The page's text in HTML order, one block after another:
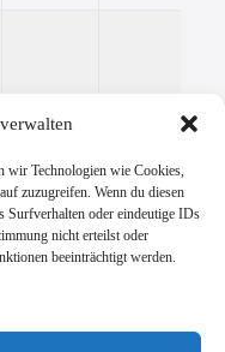
wir Technologien wie Cookies,
zuzugreifen. Wenn du diesen
Surfverhalten oder eindeutige IDs
nicht erteilst oder
beeinträchtigt werden.
finden Sie in
e.V.